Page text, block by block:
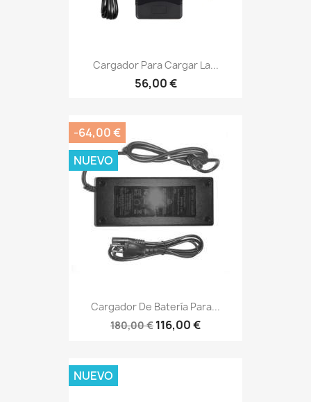
Cargador Para Cargar La...
56,00 €
Cargador De Batería Para...
180,00 € 116,00 €
-64,00 €
NUEVO
NUEVO